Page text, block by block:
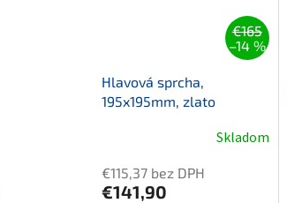
€165
–14 %
Hlavová sprcha,
195x195mm, zlato
Skladom
€115,37 bez DPH
€141,90